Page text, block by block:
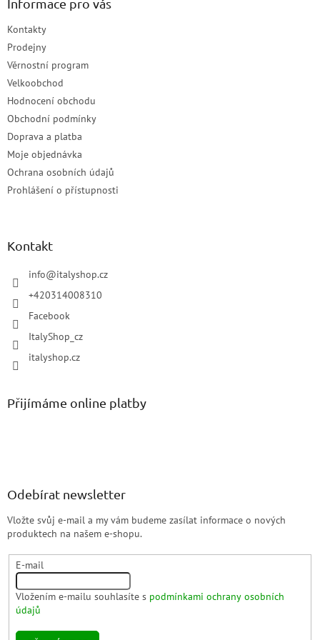
Informace pro vás
Kontakty
Prodejny
Věrnostní program
Velkoobchod
Hodnocení obchodu
Obchodní podmínky
Doprava a platba
Moje objednávka
Ochrana osobních údajů
Prohlášení o přístupnosti
Kontakt
info@italyshop.cz
+420314008310
Facebook
ItalyShop_cz
italyshop.cz
Přijímáme online platby
Odebírat newsletter
Vložte svůj e-mail a my vám budeme zasílat informace o nových
produktech na našem e-shopu.
E-mail
Vložením e-mailu souhlasíte s podmínkami ochrany osobních
údajů